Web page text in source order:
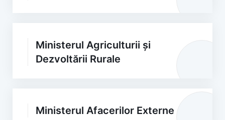
Ministerul Agriculturii și
Dezvoltării Rurale
Ministerul Afacerilor Externe